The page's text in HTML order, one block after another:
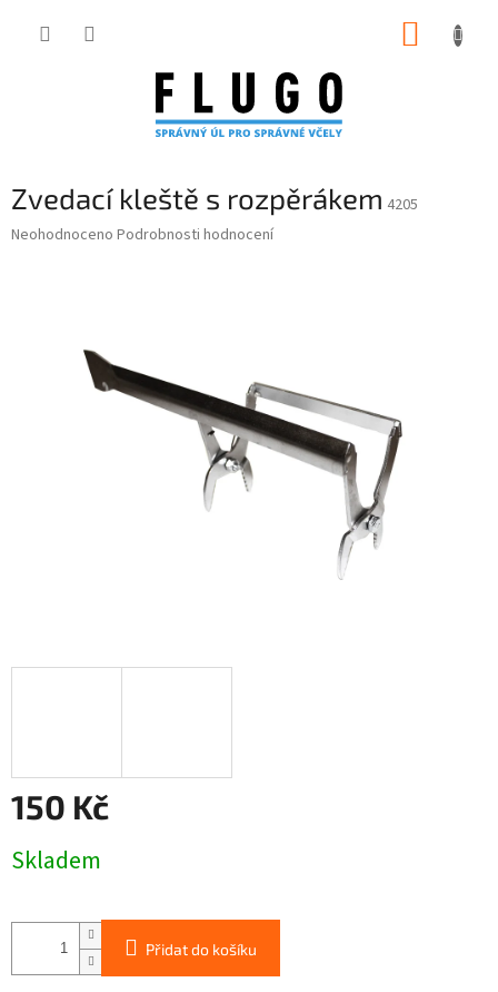
Zvedací kleště s rozpěrákem 4205
Průměrné
Neohodnoceno Podrobnosti hodnocení
150 Kč
cena:
Skladem
Přidat do košíku